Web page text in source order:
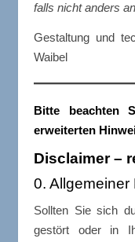
falls nicht anders
Gestaltung und
Waibel
Bitte beachten
erweiterten
Disclaimer –
0. Allgemeiner
Sollten Sie sich
gestört oder in